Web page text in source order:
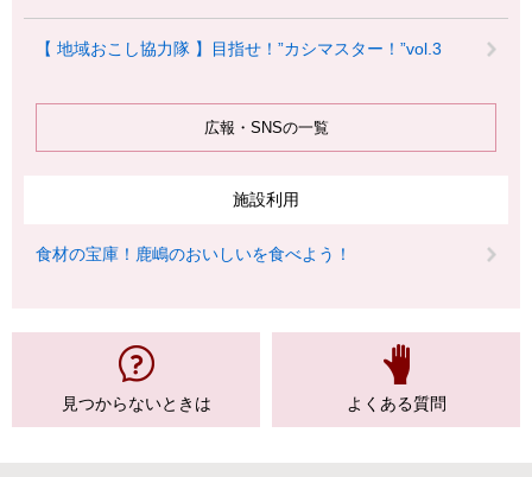
【 地域おこし協力隊 】目指せ！”カシマスター！”vol.3
広報・SNSの一覧
施設利用
食材の宝庫！鹿嶋のおいしいを食べよう！
見つからないときは よくある質問